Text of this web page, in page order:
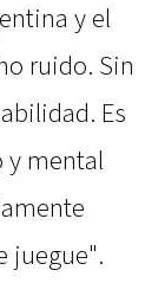
y el
ruido. Sin
Es
y mental
juegue".